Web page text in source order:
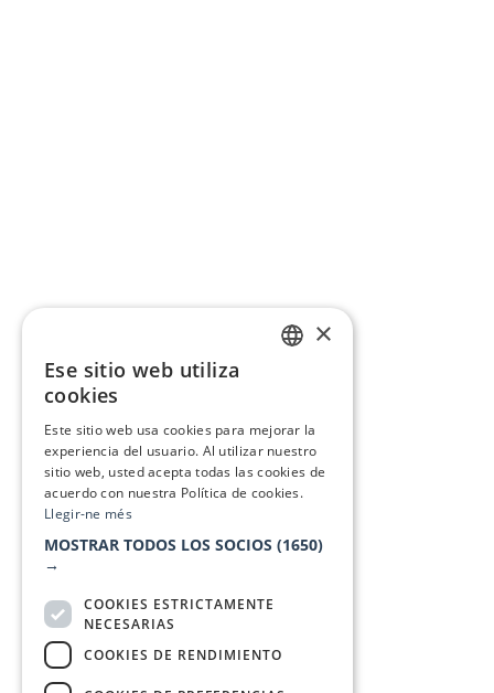
×
Ese sitio web utiliza
cookies
Este sitio web usa cookies para mejorar la
experiencia del usuario. Al utilizar nuestro
sitio web, usted acepta todas las cookies de
acuerdo con nuestra Política de cookies.
Llegir-ne més
MOSTRAR TODOS LOS SOCIOS (1650)
→
COOKIES ESTRICTAMENTE
NECESARIAS
COOKIES DE RENDIMIENTO